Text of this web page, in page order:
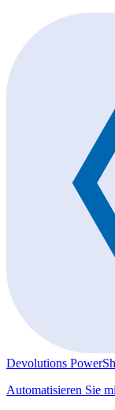
Devolutions
Automatisieren Sie